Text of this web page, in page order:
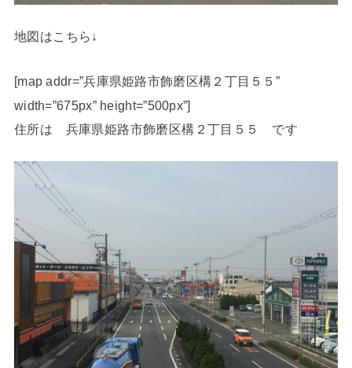
地図はこちら↓
[map addr=”兵庫県姫路市飾磨区構２丁目５５”
width=”675px” height=”500px”]
住所は 兵庫県姫路市飾磨区構２丁目５５ です